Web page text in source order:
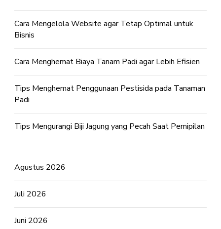
Cara Mengelola Website agar Tetap Optimal untuk
Bisnis
Cara Menghemat Biaya Tanam Padi agar Lebih Efisien
Tips Menghemat Penggunaan Pestisida pada Tanaman
Padi
Tips Mengurangi Biji Jagung yang Pecah Saat Pemipilan
Agustus 2026
Juli 2026
Juni 2026